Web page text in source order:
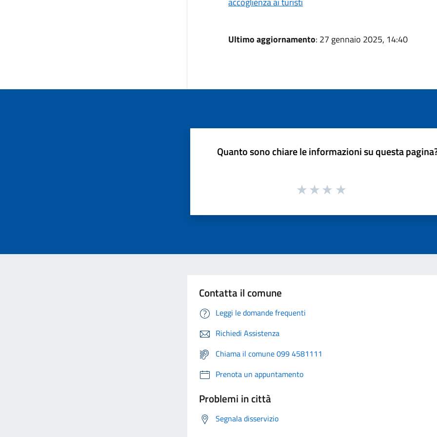
Ultimo aggiornamento: 27 gennaio 2025, 14:40
Quanto sono chiare le informazioni su questa
Contatta il comune
Leggi le domande frequenti
Richiedi Assistenza
Chiama il comune 099 4581111
Prenota un appuntamento
Problemi in città
Segnala disservizio